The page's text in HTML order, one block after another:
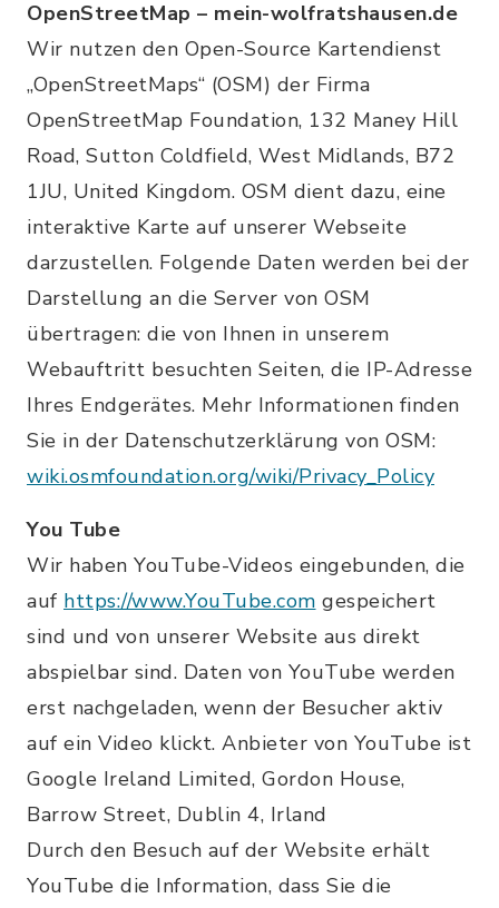
OpenStreetMap – mein-wolfratshausen.de
Wir nutzen den Open-Source Kartendienst
„OpenStreetMaps“ (OSM) der Firma
OpenStreetMap Foundation, 132 Maney Hill
Road, Sutton Coldfield, West Midlands, B72
1JU, United Kingdom. OSM dient dazu, eine
interaktive Karte auf unserer Webseite
darzustellen. Folgende Daten werden bei der
Darstellung an die Server von OSM
übertragen: die von Ihnen in unserem
Webauftritt besuchten Seiten, die IP-Adresse
Ihres Endgerätes. Mehr Informationen finden
Sie in der Datenschutzerklärung von OSM:
wiki.osmfoundation.org/wiki/Privacy_Policy
You Tube
Wir haben YouTube-Videos eingebunden, die
auf https://www.YouTube.com gespeichert
sind und von unserer Website aus direkt
abspielbar sind. Daten von YouTube werden
erst nachgeladen, wenn der Besucher aktiv
auf ein Video klickt. Anbieter von YouTube ist
Google Ireland Limited, Gordon House,
Barrow Street, Dublin 4, Irland
Durch den Besuch auf der Website erhält
YouTube die Information, dass Sie die